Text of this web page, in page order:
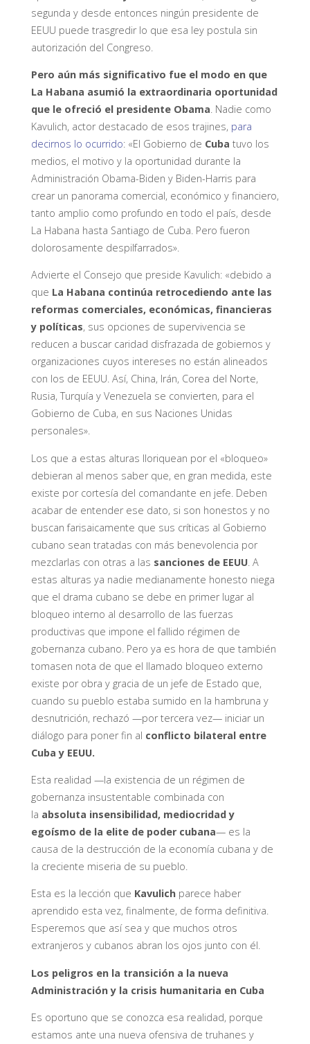
segunda y desde entonces ningún presidente de
EEUU puede trasgredir lo que esa ley postula sin
autorización del Congreso.
Pero aún más significativo fue el modo en que
La Habana asumió la extraordinaria oportunidad
que le ofreció el presidente Obama. Nadie como
Kavulich, actor destacado de esos trajines, para
decirnos lo ocurrido: «El Gobierno de Cuba tuvo los
medios, el motivo y la oportunidad durante la
Administración Obama-Biden y Biden-Harris para
crear un panorama comercial, económico y financiero,
tanto amplio como profundo en todo el país, desde
La Habana hasta Santiago de Cuba. Pero fueron
dolorosamente despilfarrados».
Advierte el Consejo que preside Kavulich: «debido a
que La Habana continúa retrocediendo ante las
reformas comerciales, económicas, financieras
y políticas, sus opciones de supervivencia se
reducen a buscar caridad disfrazada de gobiernos y
organizaciones cuyos intereses no están alineados
con los de EEUU. Así, China, Irán, Corea del Norte,
Rusia, Turquía y Venezuela se convierten, para el
Gobierno de Cuba, en sus Naciones Unidas
personales».
Los que a estas alturas lloriquean por el «bloqueo»
debieran al menos saber que, en gran medida, este
existe por cortesía del comandante en jefe. Deben
acabar de entender ese dato, si son honestos y no
buscan farisaicamente que sus críticas al Gobierno
cubano sean tratadas con más benevolencia por
mezclarlas con otras a las sanciones de EEUU. A
estas alturas ya nadie medianamente honesto niega
que el drama cubano se debe en primer lugar al
bloqueo interno al desarrollo de las fuerzas
productivas que impone el fallido régimen de
gobernanza cubano. Pero ya es hora de que también
tomasen nota de que el llamado bloqueo externo
existe por obra y gracia de un jefe de Estado que,
cuando su pueblo estaba sumido en la hambruna y
desnutrición, rechazó —por tercera vez— iniciar un
diálogo para poner fin al conflicto bilateral entre
Cuba y EEUU.
Esta realidad —la existencia de un régimen de
gobernanza insustentable combinada con
la absoluta insensibilidad, mediocridad y
egoísmo de la elite de poder cubana— es la
causa de la destrucción de la economía cubana y de
la creciente miseria de su pueblo.
Esta es la lección que Kavulich parece haber
aprendido esta vez, finalmente, de forma definitiva.
Esperemos que así sea y que muchos otros
extranjeros y cubanos abran los ojos junto con él.
Los peligros en la transición a la nueva
Administración y la crisis humanitaria en Cuba
Es oportuno que se conozca esa realidad, porque
estamos ante una nueva ofensiva de truhanes y